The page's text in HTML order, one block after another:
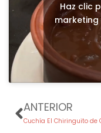
Haz clic
Prev
ANTERIOR
Cuchía El Chiringuito de